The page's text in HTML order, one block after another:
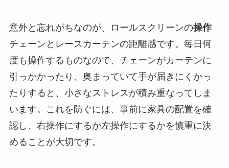
意外と忘れがちなのが、ロールスクリーンの操作
チェーンとレースカーテンの距離感です。毎日何
度も操作するものなので、チェーンがカーテンに
引っかかったり、奥まっていて手が届きにくかっ
たりすると、小さなストレスが積み重なってしま
います。これを防ぐには、事前に家具の配置を確
認し、右操作にするか左操作にするかを慎重に決
めることが大切です。